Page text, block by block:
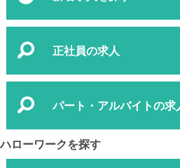
正社員の求人
パート・アルバイトの求
ハローワークを探す